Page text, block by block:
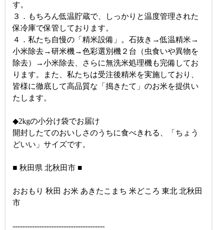
す。
３．もちろん低温貯蔵で、しっかりと温度管理された
保冷庫で保管しております。
４．私たち自慢の「精米設備」。石抜き→低温精米→
小米除去→研米機→色彩選別機２台（虫食いや異物を
除去）→小米除去、さらに無洗米処理機も完備してお
ります。また、私たちは受注後精米を実施しており、
皆様に徹底して高品質な「搗きたて」のお米を提供い
たします。
◆2kgの小分け袋でお届け
開封したてのおいしさのうちに食べきれる、「ちょう
どいい」サイズです。
■ 秋田県 北秋田市 ■
おおもり 秋田 お米 あきたこまち 米どころ 東北 北秋田
市
--------------------------------------